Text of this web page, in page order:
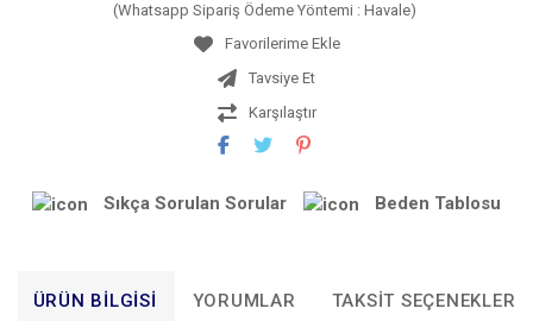
(Whatsapp Sipariş Ödeme Yöntemi : Havale)
Tavsiye Et
Karşılaştır
Sıkça Sorulan Sorular Beden Tablosu
ÜRÜN BILGISI YORUMLAR TAKSIT SEÇENEKLERI